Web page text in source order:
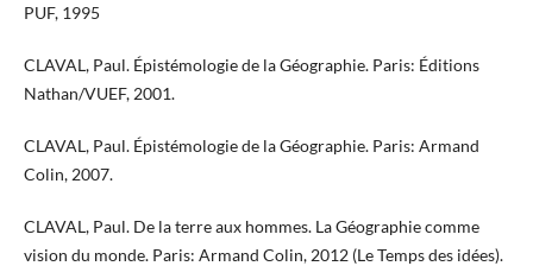
PUF, 1995
CLAVAL, Paul. Épistémologie de la Géographie. Paris: Éditions
Nathan/VUEF, 2001.
CLAVAL, Paul. Épistémologie de la Géographie. Paris: Armand
Colin, 2007.
CLAVAL, Paul. De la terre aux hommes. La Géographie comme
vision du monde. Paris: Armand Colin, 2012 (Le Temps des idées).